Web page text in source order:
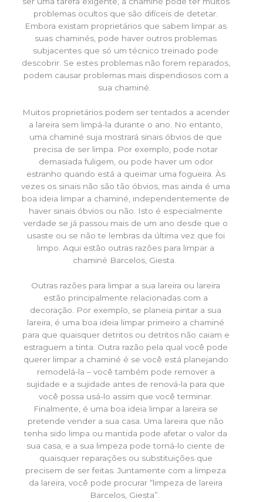
problemas ocultos que são difíceis de detetar.
Embora existam proprietários que sabem limpar as
suas chaminés, pode haver outros problemas
subjacentes que só um técnico treinado pode
descobrir. Se estes problemas não forem reparados,
podem causar problemas mais dispendiosos com a
sua chaminé.
Muitos proprietários podem ser tentados a acender
a lareira sem limpá-la durante o ano. No entanto,
uma chaminé suja mostrará sinais óbvios de que
precisa de ser limpa. Por exemplo, pode notar
demasiada fuligem, ou pode haver um odor
estranho quando está a queimar uma fogueira. Às
vezes os sinais não são tão óbvios, mas ainda é uma
boa ideia limpar a chaminé, independentemente de
haver sinais óbvios ou não. Isto é especialmente
verdade se já passou mais de um ano desde que o
usaste ou se não te lembras da última vez que foi
limpo. Aqui estão outras razões para limpar a
chaminé Barcelos, Giesta.
Outras razões para limpar a sua lareira ou lareira
estão principalmente relacionadas com a
decoração. Por exemplo, se planeia pintar a sua
lareira, é uma boa ideia limpar primeiro a chaminé
para que quaisquer detritos ou detritos não caiam e
estraguem a tinta. Outra razão pela qual você pode
querer limpar a chaminé é se você está planejando
remodelá-la – você também pode remover a
sujidade e a sujidade antes de renová-la para que
você possa usá-lo assim que você terminar.
Finalmente, é uma boa ideia limpar a lareira se
pretende vender a sua casa. Uma lareira que não
tenha sido limpa ou mantida pode afetar o valor da
sua casa, e a sua limpeza pode torná-lo ciente de
quaisquer reparações ou substituições que
precisem de ser feitas. Juntamente com a limpeza
da lareira, você pode procurar “limpeza de lareira
Barcelos, Giesta”.